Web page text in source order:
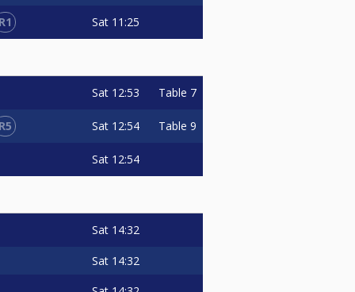
R1 Sat 11:25
Sat 12:53 Table 7
R5 Sat 12:54 Table 9
Sat 12:54
Sat 14:32
Sat 14:32